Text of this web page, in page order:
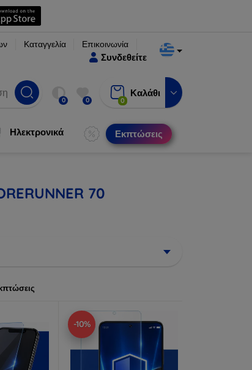
Καταγγελία Επικοινωνία
Συνδεθείτε
0 0 0
Καλάθι
Ηλεκτρονικά Εκπτώσεις
70
-10%